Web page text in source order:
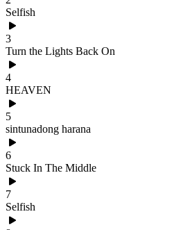
Selfish
3
Turn the Lights Back On
4
HEAVEN
5
sintunadong harana
6
Stuck In The Middle
7
Selfish